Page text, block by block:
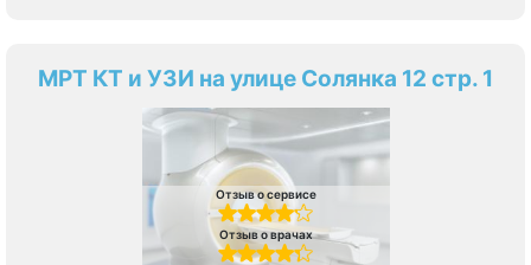
МРТ КТ и УЗИ на улице Солянка 12 стр. 1
Отзыв о сервисе
Отзыв о врачах